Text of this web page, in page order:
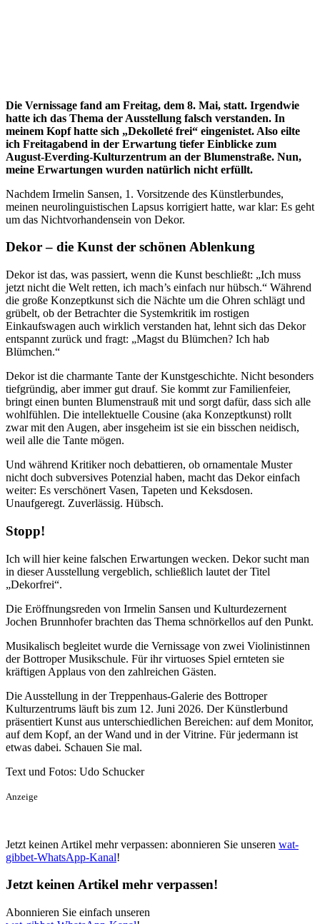
Die Vernissage fand am Freitag, dem 8. Mai, statt. Irgendwie
hatte ich das Thema der Ausstellung falsch verstanden. In
meinem Kopf hatte sich „Dekolleté frei“ eingenistet. Also eilte
ich Freitagabend in der Erwartung tiefer Einblicke zum
August-Everding-Kulturzentrum an der Blumenstraße. Nun,
meine Erwartungen wurden natürlich nicht erfüllt.
Nachdem Irmelin Sansen, 1. Vorsitzende des Künstlerbundes,
meinen neurolinguistischen Lapsus korrigiert hatte, war klar: Es geht
um das Nichtvorhandensein von Dekor.
Dekor – die Kunst der schönen Ablenkung
Dekor ist das, was passiert, wenn die Kunst beschließt: „Ich muss
jetzt nicht die Welt retten, ich mach’s einfach nur hübsch.“ Während
die große Konzeptkunst sich die Nächte um die Ohren schlägt und
grübelt, ob der Betrachter die Systemkritik im rostigen
Einkaufswagen auch wirklich verstanden hat, lehnt sich das Dekor
entspannt zurück und fragt: „Magst du Blümchen? Ich hab
Blümchen.“
Dekor ist die charmante Tante der Kunstgeschichte. Nicht besonders
tiefgründig, aber immer gut drauf. Sie kommt zur Familienfeier,
bringt einen bunten Blumenstrauß mit und sorgt dafür, dass sich alle
wohlfühlen. Die intellektuelle Cousine (aka Konzeptkunst) rollt
zwar mit den Augen, aber insgeheim ist sie ein bisschen neidisch,
weil alle die Tante mögen.
Und während Kritiker noch debattieren, ob ornamentale Muster
nicht doch subversives Potenzial haben, macht das Dekor einfach
weiter: Es verschönert Vasen, Tapeten und Keksdosen.
Unaufgeregt. Zuverlässig. Hübsch.
Stopp!
Ich will hier keine falschen Erwartungen wecken. Dekor sucht man
in dieser Ausstellung vergeblich, schließlich lautet der Titel
„Dekorfrei“.
Die Eröffnungsreden von Irmelin Sansen und Kulturdezernent
Jochen Brunnhofer brachten das Thema schnörkellos auf den Punkt.
Musikalisch begleitet wurde die Vernissage von zwei Violinistinnen
der Bottroper Musikschule. Für ihr virtuoses Spiel ernteten sie
kräftigen Applaus von den zahlreichen Gästen.
Die Ausstellung in der Treppenhaus-Galerie des Bottroper
Kulturzentrums läuft bis zum 12. Juni 2026. Der Künstlerbund
präsentiert Kunst aus unterschiedlichen Bereichen: auf dem Monitor,
auf dem Kopf, an der Wand und in der Vitrine. Für jedermann ist
etwas dabei. Schauen Sie mal.
Text und Fotos: Udo Schucker
Anzeige
Jetzt keinen Artikel mehr verpassen: abonnieren Sie unseren wat-
gibbet-WhatsApp-Kanal!
Jetzt keinen Artikel mehr verpassen!
Abonnieren Sie einfach unseren